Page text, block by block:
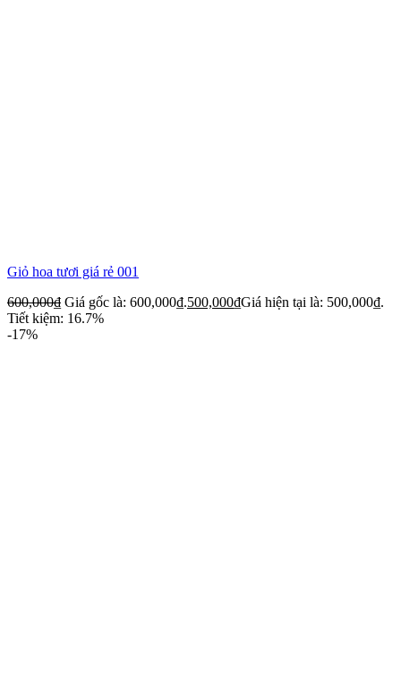
Giỏ hoa tươi giá rẻ 001
600,000₫ Giá gốc là: 600,000₫.500,000₫Giá hiện tại là: 500,000₫.
Tiết kiệm: 16.7%
-17%